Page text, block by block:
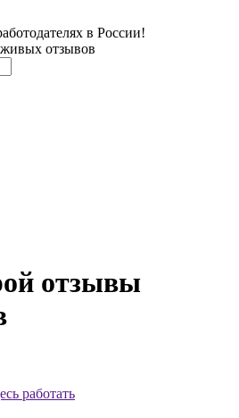
в России!
живых отзывов
отзывы
работать